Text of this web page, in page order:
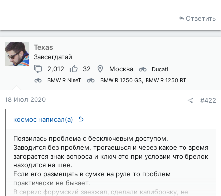
Ответить
Texas
Завсегдатай
2,012
32 Москва
Ducati
BMW R NineT
BMW R 1250 GS BMW R 1250 RT
18 Июл 2020 #422
космос написал(а):
Появилась проблема с бесключевым доступом.
Заводится без проблем, трогаешься и через какое то время
загорается знак вопроса и ключ это при условии что брелок
находится на шее.
Если его размещать в сумке на руле то проблем
практически не бывает.
В сервис форумский заезжал, сделали калибровку, не